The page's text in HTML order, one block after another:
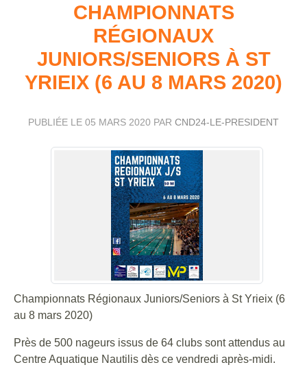
CHAMPIONNATS
RÉGIONAUX
JUNIORS/SENIORS À ST
YRIEIX (6 AU 8 MARS 2020)
PUBLIÉE LE 05 MARS 2020 PAR CND24-LE-PRESIDENT
Championnats Régionaux Juniors/Seniors à St Yrieix (6
au 8 mars 2020)
Près de 500 nageurs issus de 64 clubs sont attendus au
Centre Aquatique Nautilis dès ce vendredi après-midi.